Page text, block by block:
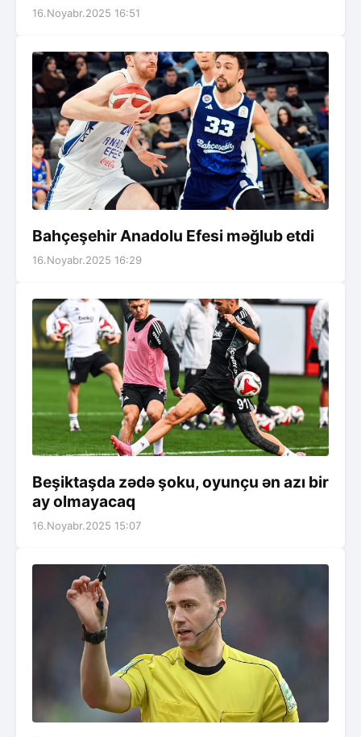
16.Noyabr.2025 16:51
Bahçeşehir Anadolu Efesi məğlub etdi
16.Noyabr.2025 16:29
Beşiktaşda zədə şoku, oyunçu ən azı bir
ay olmayacaq
16.Noyabr.2025 15:07